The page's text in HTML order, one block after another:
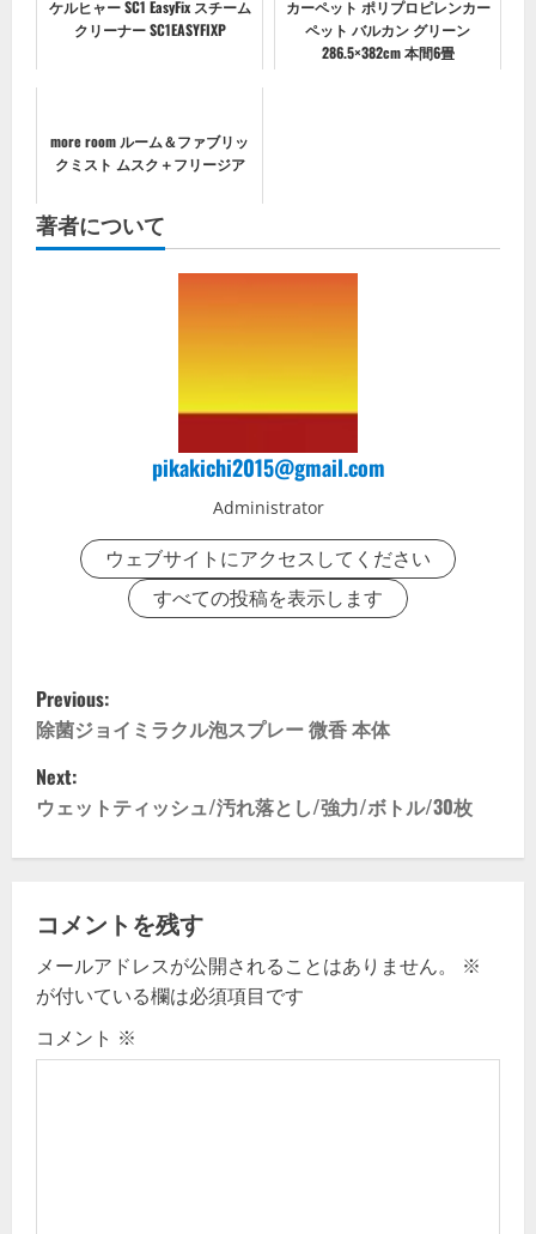
ケルヒャー SC1 EasyFix スチーム
クリーナー SC1EASYFIXP
カーペット ポリプロピレンカー
ペット バルカン グリーン
286.5×382cm 本間6畳
more room ルーム＆ファブリッ
クミスト ムスク＋フリージア
著者について
pikakichi2015@gmail.com
Administrator
ウェブサイトにアクセスしてください
すべての投稿を表示します
P
o
s
a
v
i
Previous:
除菌ジョイミラクル泡スプレー 微香 本体
Next:
ウェットティッシュ/汚れ落とし/強力/ボトル/30枚
コメントを残す
メールアドレスが公開されることはありません。
※
が付いている欄は必須項目です
コメント ※